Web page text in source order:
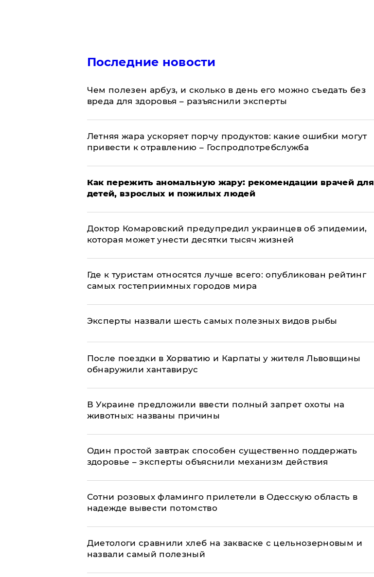
Последние новости
Чем полезен арбуз, и сколько в день его можно съедать без
вреда для здоровья – разъяснили эксперты
Летняя жара ускоряет порчу продуктов: какие ошибки могут
привести к отравлению – Госпродпотребслужба
Как пережить аномальную жару: рекомендации врачей для
детей, взрослых и пожилых людей
Доктор Комаровский предупредил украинцев об эпидемии,
которая может унести десятки тысяч жизней
Где к туристам относятся лучше всего: опубликован рейтинг
самых гостеприимных городов мира
Эксперты назвали шесть самых полезных видов рыбы
После поездки в Хорватию и Карпаты у жителя Львовщины
обнаружили хантавирус
В Украине предложили ввести полный запрет охоты на
животных: названы причины
Один простой завтрак способен существенно поддержать
здоровье – эксперты объяснили механизм действия
Сотни розовых фламинго прилетели в Одесскую область в
надежде вывести потомство
Диетологи сравнили хлеб на закваске с цельнозерновым и
назвали самый полезный